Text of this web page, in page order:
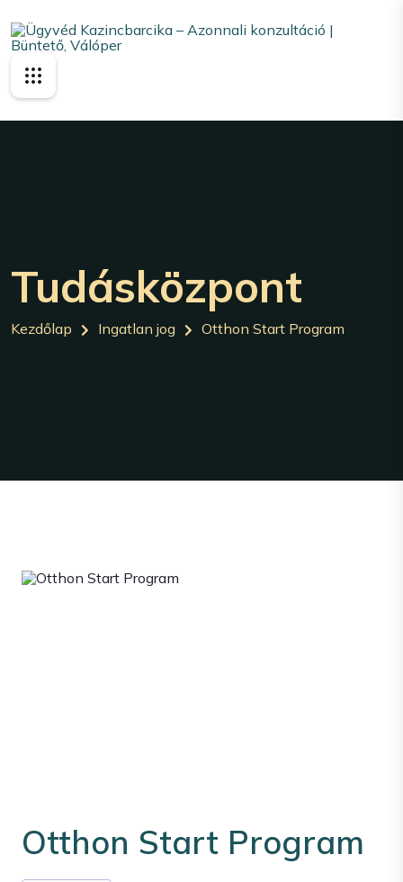
Tudásközpont
Kezdőlap Ingatlan jog Otthon Start Program
Otthon Start Program